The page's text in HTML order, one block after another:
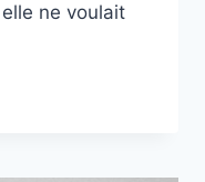
ne voulait